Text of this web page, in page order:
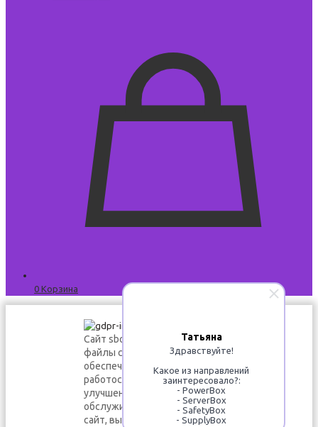
Татьяна
Здравствуйте!
Какое из направлений
заинтересовало?:
- PowerBox
- ServerBox
- SafetyBox
- SupplyBox
0 Корзина
Сайт sbox24.ru использует
файлы cookies для
обеспечения
работоспособности и
улучшения качества
обслуживания. Используя этот
сайт, вы соглашаетесь с нашей